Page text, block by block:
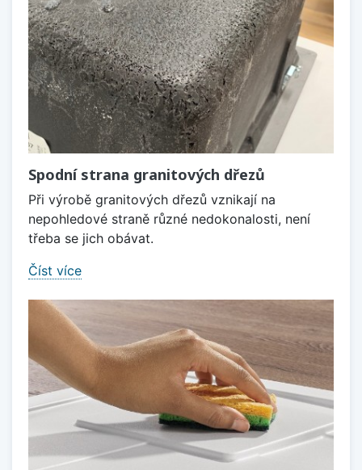
Spodní strana granitových dřezů
Při výrobě granitových dřezů vznikají na
nepohledové straně různé nedokonalosti, není
třeba se jich obávat.
Číst více